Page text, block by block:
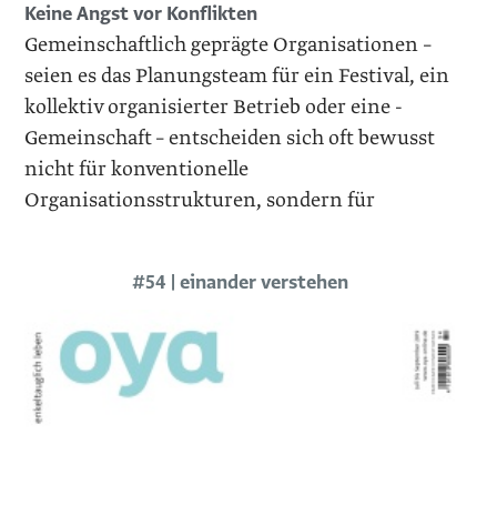
Keine Angst vor Konflikten
Gemeinschaftlich geprägte Organisatio­nen –
seien es das Planungsteam für ein Festival, ein
kollektiv ­organisierter Betrieb oder eine ­
Gemeinschaft – entscheiden sich oft bewusst
nicht für konventionelle
Organisationsstrukturen, sondern für
#54 | einander verstehen